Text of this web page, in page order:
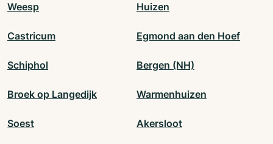
Weesp Huizen
Castricum Egmond aan den Hoef
Schiphol Bergen (NH)
Broek op Langedijk Warmenhuizen
Soest Akersloot